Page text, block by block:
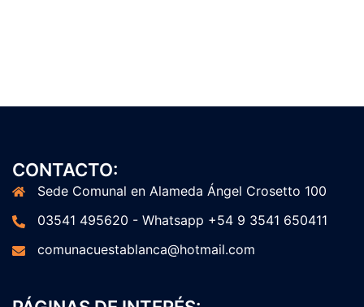
CONTACTO:
Sede Comunal en Alameda Ángel Crosetto 100
03541 495620 - Whatsapp +54 9 3541 650411
comunacuestablanca@hotmail.com